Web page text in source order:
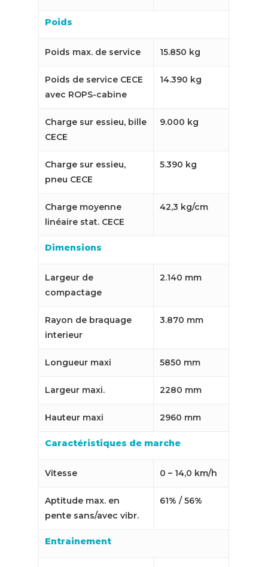
Poids
Poids max. de service 15.850 kg
Poids de service CECE
avec ROPS-cabine
14.390 kg
Charge sur essieu, bille
CECE
9.000 kg
Charge sur essieu,
pneu CECE
5.390 kg
Charge moyenne
linéaire stat. CECE
42,3 kg/cm
Dimensions
Largeur de
compactage
2.140 mm
Rayon de braquage
interieur
3.870 mm
Longueur maxi 5850 mm
Largeur maxi. 2280 mm
Hauteur maxi 2960 mm
Caractéristiques de marche
Vitesse 0 – 14,0 km/h
Aptitude max. en
pente sans/avec vibr.
61% / 56%
Entrainement